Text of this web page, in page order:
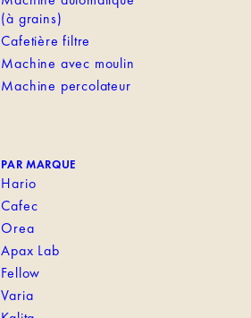
(à grains)
Cafetière filtre
Machine avec moulin
Machine percolateur
PAR MARQUE
Hario
Cafec
Orea
Apax Lab
Fellow
Varia